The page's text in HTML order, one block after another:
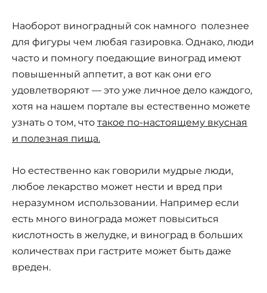
Наоборот виноградный сок намного полезнее
для фигуры чем любая газировка. Однако, люди
часто и помногу поедающие виноград имеют
повышенный аппетит, а вот как они его
удовлетворяют — это уже личное дело каждого,
хотя на нашем портале вы естественно можете
узнать о том, что такое по-настоящему вкусная
и полезная пища.
Но естественно как говорили мудрые люди,
любое лекарство может нести и вред при
неразумном использовании. Например если
есть много винограда может повыситься
кислотность в желудке, и виноград в больших
количествах при гастрите может быть даже
вреден.